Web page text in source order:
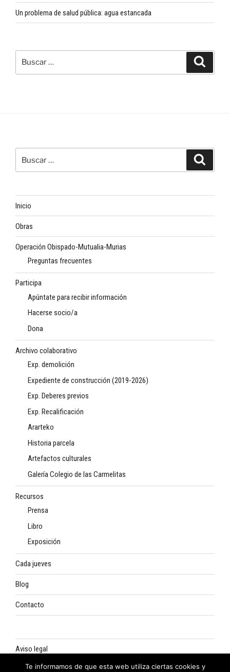
Un problema de salud pública: agua estancada
por:
Inicio
Obras
Operación Obispado-Mutualia-Murias
Preguntas frecuentes
Participa
Apúntate para recibir información
Hacerse socio/a
Dona
Archivo colaborativo
Exp. demolición
Expediente de construcción (2019-2026)
Exp. Deberes previos
Exp. Recalificación
Ararteko
Historia parcela
Artefactos culturales
Galería Colegio de las Carmelitas
Recursos
Prensa
Libro
Exposición
Cada jueves
Blog
Contacto
Aviso legal
Política de privacidad
Te informamos de que esta web utiliza ciertas cookies y